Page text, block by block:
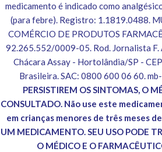
medicamento é indicado como
(para febre). Registro: 1.1819.0488.
COMÉRCIO DE PRODUTOS
92.265.552/0009-05. Rod. Jornalista F.
Chácara Assay - Hortolândia/SP -
Brasileira. SAC: 0800 600 06 60.
PERSISTIREM OS SINTOMAS, O
CONSULTADO. Não use este
em crianças menores de três meses
UM MEDICAMENTO. SEU USO PODE
O MÉDICO E O